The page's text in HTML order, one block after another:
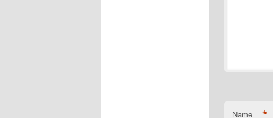
Name *